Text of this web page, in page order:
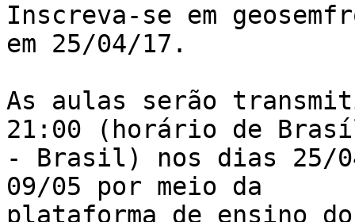
Inscreva-se em
em 25/04/17.
As aulas serão
21:00 (horário de
- Brasil) nos dias 25/
09/05 por meio da
plataforma de ensino